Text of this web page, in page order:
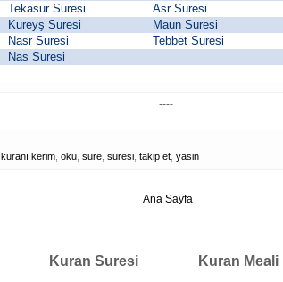
Tekasur Suresi Asr Suresi
Kureyş Suresi Maun Suresi
Nasr Suresi Tebbet Suresi
Nas Suresi
----
kuranı kerim oku sure suresi takip et yasin
Ana Sayfa
Kuran Suresi Kuran Meali